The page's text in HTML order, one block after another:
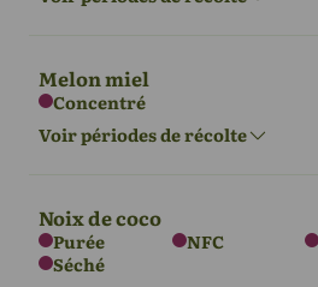
Oct - Mars
Sud
L'Europe Asie
Amérique du
Melon miel
Concentré
Voir périodes de récolte
L'Europe
Noix de coco
Purée NFC
Séché